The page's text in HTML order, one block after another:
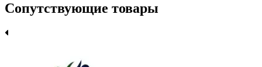
Сопутствующие товары